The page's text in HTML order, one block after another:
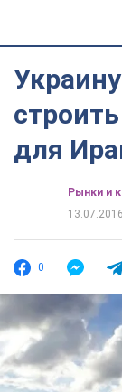
для
Рынки и
0